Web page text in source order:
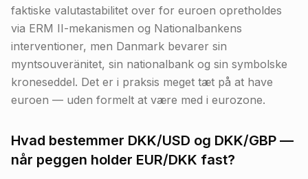
faktiske valutastabilitet over for euroen opretholdes
via ERM II-mekanismen og Nationalbankens
interventioner, men Danmark bevarer sin
myntsouveränitet, sin nationalbank og sin symbolske
kroneseddel. Det er i praksis meget tæt på at have
euroen — uden formelt at være med i eurozone.
Hvad bestemmer DKK/USD og DKK/GBP —
når peggen holder EUR/DKK fast?